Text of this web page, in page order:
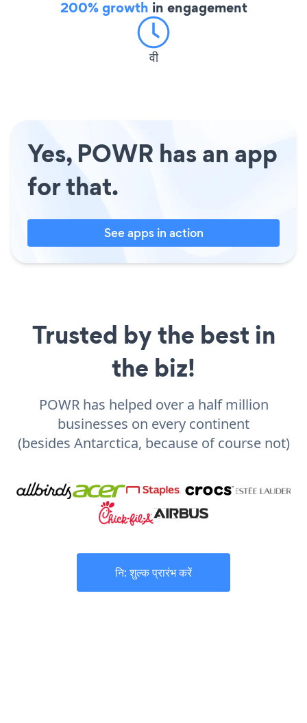
200% growth in engagement
वी
Yes, POWR has an app
for that.
See apps in action
Trusted by the best in
the biz!
POWR has helped over a half million
businesses on every continent
(besides Antarctica, because of course not)
नि: शुल्क प्रारंभ करें